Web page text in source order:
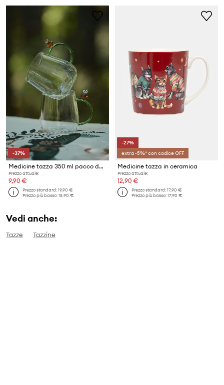
-37%
Medicine tazza 350 ml pacco da 2
Prezzo attuale:
9,90 €
Prezzo standard:19,90 €
Prezzo più basso:15,90 €
-27%
extra -5%* con codice OFF
Medicine tazza in ceramica
Prezzo attuale:
12,90 €
Prezzo standard:17,90 €
Prezzo più basso:17,90 €
Vedi anche:
Tazze Tazzine